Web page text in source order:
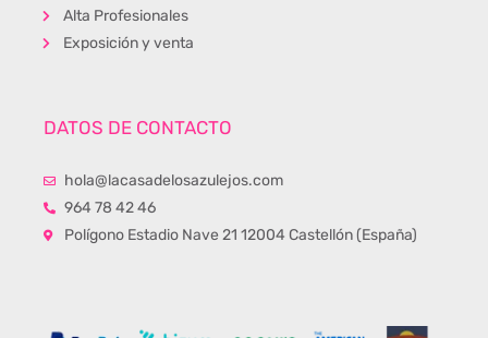
Alta Profesionales
Exposición y venta
DATOS DE CONTACTO
hola@lacasadelosazulejos.com
964 78 42 46
Polígono Estadio Nave 21 12004 Castellón (España)